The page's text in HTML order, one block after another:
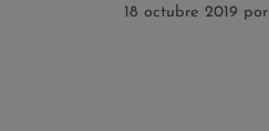
18 octubre 2019 por